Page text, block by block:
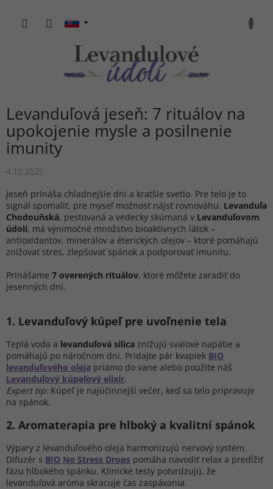
obsah
KOŠÍK
Levanduľová jeseň: 7 rituálov na
upokojenie mysle a posilnenie
imunity
4.10.2025
Jeseň prináša chladnejšie dni a kratšie svetlo. Pre telo je to
signál spomaliť, pre myseľ možnosť nájsť rovnováhu. Levanduľa
Chodouňská, pestovaná a vedecky skúmaná v Levanduľovom
údolí, má výnimočné množstvo bioaktívnych látok –
antioxidantov, minerálov a éterických olejov – ktoré pomáhajú
znižovať stres, zlepšovať spánok a podporovať imunitu.
Prinášame 7 overených rituálov, ktoré môžete zaradiť do
jesenných dní.
1️. Levanduľový kúpeľ pre uvoľnenie tela
Teplá voda a levanduľová silica znižujú svalové napätie a
pomáhajú po náročnom dni. Pridajte pár kvapiek BIO
levanduľového oleja priamo do vane alebo použite náš
Levanduľový kúpeľový elixír.
Expert tip: Kúpeľ je najúčinnejší večer, keď sa telo pripravuje
na spánok.
2️. Aromaterapia pre hlboký a kvalitní spánok
Výpary z levanduľového oleja harmonizujú nervový systém.
Difuzér s BIO No Stress Drops pomáha navodiť relax a predĺžiť
fázu hlbokého spánku. Klinické testy potvrdzujú, že
levanduľová aróma skracuje čas zaspávania.